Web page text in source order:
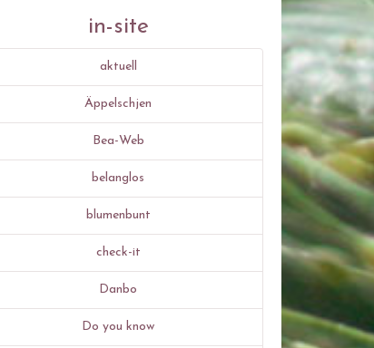
in-site
aktuell
Äppelschjen
Bea-Web
belanglos
blumenbunt
check-it
Danbo
Do you know